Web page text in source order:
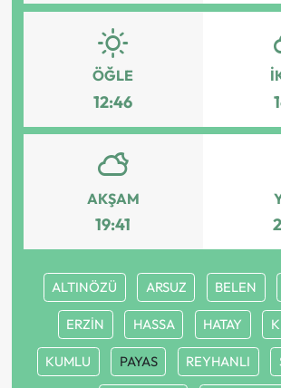
ÖĞLE
12:46
AKŞAM
19:41
ALTINÖZÜ ARSUZ BELEN
ERZİN HASSA HATAY
KUMLU PAYAS REYHANLI